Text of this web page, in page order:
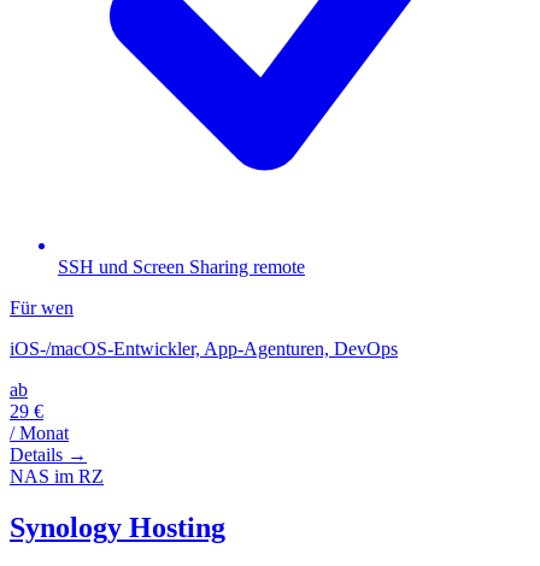
SSH und Screen Sharing remote
Für wen
iOS-/macOS-Entwickler, App-Agenturen, DevOps
ab
29 €
/ Monat
Details →
NAS im RZ
Synology Hosting